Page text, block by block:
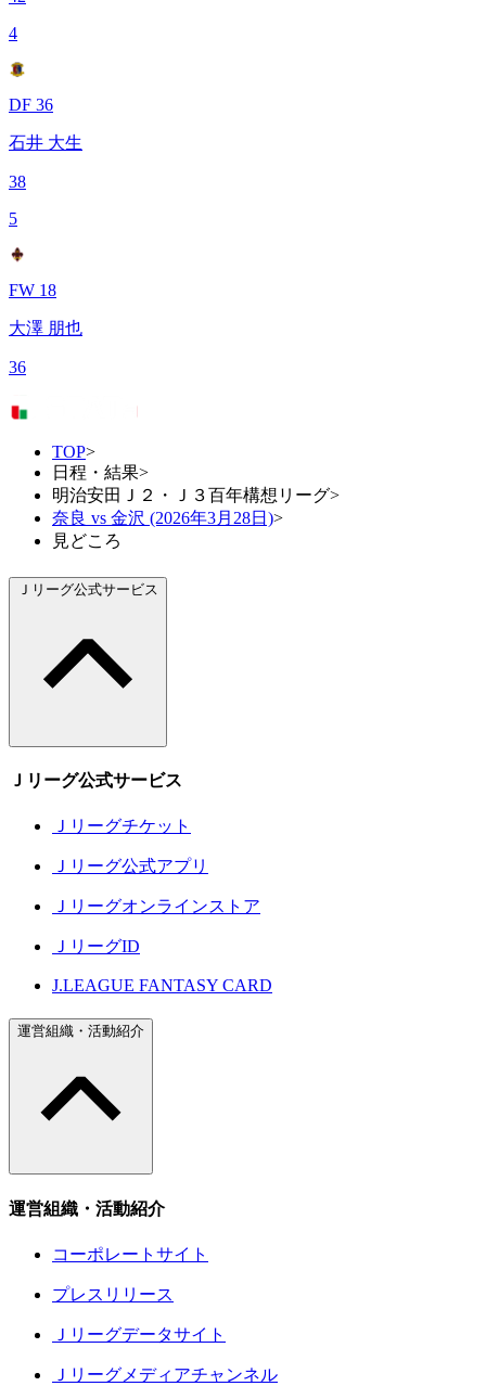
4
DF 36
石井 大生
38
5
FW 18
大澤 朋也
36
TOP>
日程・結果>
明治安田Ｊ２・Ｊ３百年構想リーグ>
奈良 vs 金沢 (2026年3月28日)>
見どころ
Ｊリーグ公式サービス
Ｊリーグ公式サービス
Ｊリーグチケット
Ｊリーグ公式アプリ
Ｊリーグオンラインストア
ＪリーグID
J.LEAGUE FANTASY CARD
運営組織・活動紹介
運営組織・活動紹介
コーポレートサイト
プレスリリース
Ｊリーグデータサイト
Ｊリーグメディアチャンネル